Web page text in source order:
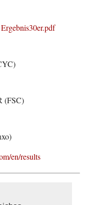
(FSC)
en/results